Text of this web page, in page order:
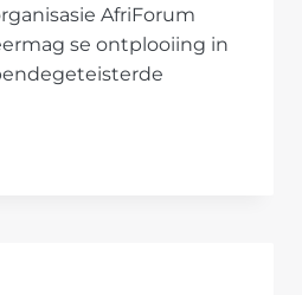
AfriForum
se ontplooiing in